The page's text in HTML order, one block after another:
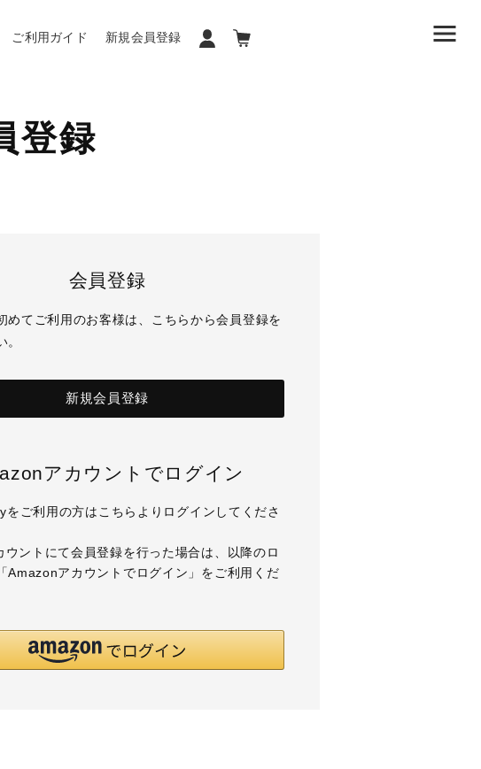
ご利用ガイド 新規会員登録
登録
会員登録
めてご利用のお客様は、こちらから会員登録を
新規会員登録
アカウントでログイン
をご利用の方はこちらよりログインしてくださ
ウントにて会員登録を行った場合は、以降のロ
Amazonアカウントでログイン」をご利用くだ